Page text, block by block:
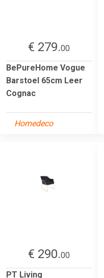
€ 279.00
BePureHome Vogue
Barstoel 65cm Leer
Cognac
Homedeco
€ 290.00
PT Living